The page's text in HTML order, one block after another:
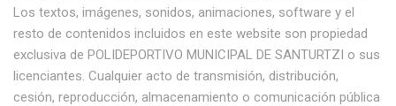
Los textos, imágenes, sonidos, animaciones, software y el
resto de contenidos incluidos en este website son propiedad
exclusiva de POLIDEPORTIVO MUNICIPAL DE SANTURTZI o sus
licenciantes. Cualquier acto de transmisión, distribución,
cesión, reproducción, almacenamiento o comunicación pública